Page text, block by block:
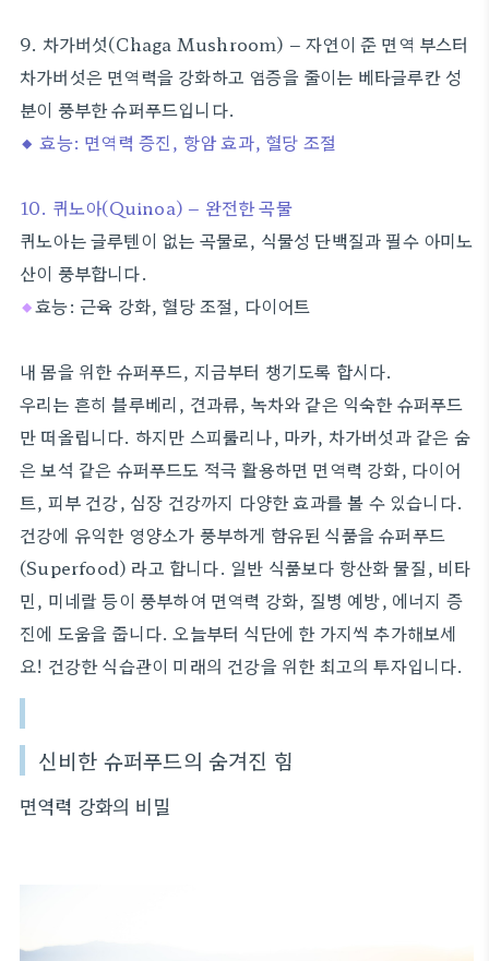
9. 차가버섯(Chaga Mushroom) – 자연이 준 면역 부스터
차가버섯은 면역력을 강화하고 염증을 줄이는 베타글루칸 성
분이 풍부한 슈퍼푸드입니다.
◆ 효능: 면역력 증진, 항암 효과, 혈당 조절
10. 퀴노아(Quinoa) – 완전한 곡물
퀴노아는 글루텐이 없는 곡물로, 식물성 단백질과 필수 아미노
산이 풍부합니다.
◆효능: 근육 강화, 혈당 조절, 다이어트
내 몸을 위한 슈퍼푸드, 지금부터 챙기도록 합시다.
우리는 흔히 블루베리, 견과류, 녹차와 같은 익숙한 슈퍼푸드
만 떠올립니다. 하지만 스피룰리나, 마카, 차가버섯과 같은 숨
은 보석 같은 슈퍼푸드도 적극 활용하면 면역력 강화, 다이어
트, 피부 건강, 심장 건강까지 다양한 효과를 볼 수 있습니다.
건강에 유익한 영양소가 풍부하게 함유된 식품을 슈퍼푸드
(Superfood) 라고 합니다. 일반 식품보다 항산화 물질, 비타
민, 미네랄 등이 풍부하여 면역력 강화, 질병 예방, 에너지 증
진에 도움을 줍니다. 오늘부터 식단에 한 가지씩 추가해보세
요! 건강한 식습관이 미래의 건강을 위한 최고의 투자입니다.
신비한 슈퍼푸드의 숨겨진 힘
면역력 강화의 비밀